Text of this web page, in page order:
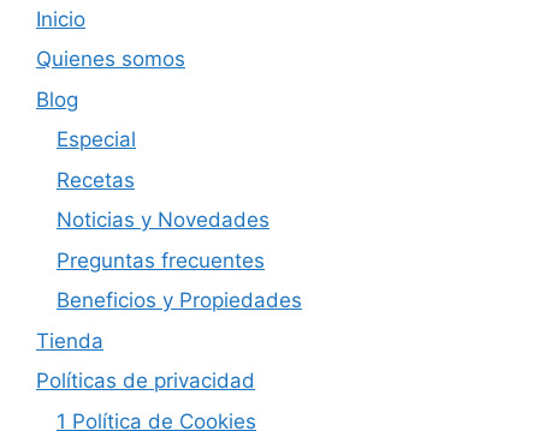
Inicio
Quienes somos
Blog
Especial
Recetas
Noticias y Novedades
Preguntas frecuentes
Beneficios y Propiedades
Tienda
Políticas de privacidad
1 Política de Cookies